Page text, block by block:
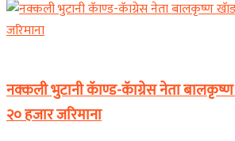
नक्कली भुटानी कॅाण्ड-कॅाग्रेस नेता
२० हजार जरिमाना